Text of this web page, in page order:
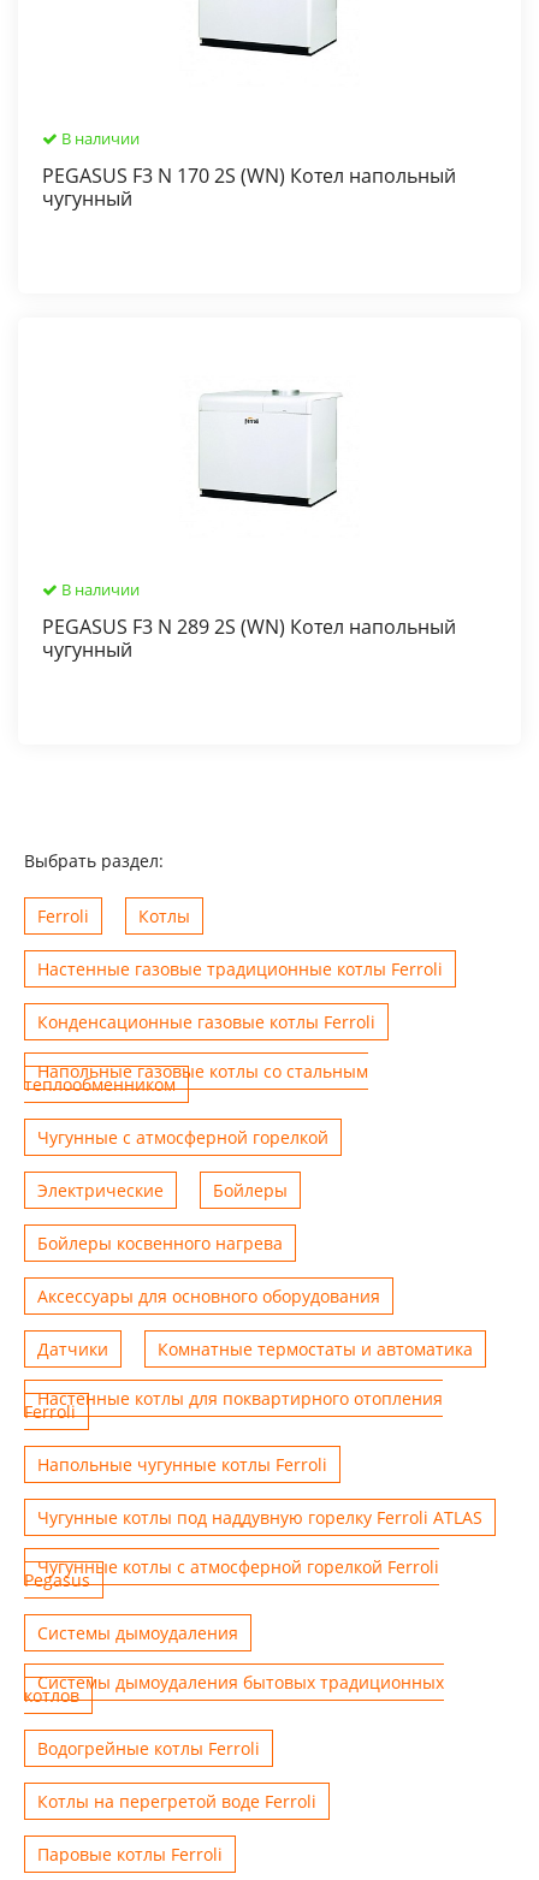
В наличии
PEGASUS F3 N 170 2S (WN) Котел напольный
чугунный
В наличии
PEGASUS F3 N 289 2S (WN) Котел напольный
чугунный
Выбрать раздел:
Ferroli Котлы
Настенные газовые традиционные котлы Ferroli
Конденсационные газовые котлы Ferroli
Напольные газовые котлы со стальным
теплообменником
Чугунные с атмосферной горелкой
Электрические Бойлеры
Бойлеры косвенного нагрева
Аксессуары для основного оборудования
Датчики Комнатные термостаты и автоматика
Настенные котлы для поквартирного отопления
Ferroli
Напольные чугунные котлы Ferroli
Чугунные котлы под наддувную горелку Ferroli ATLAS
Чугунные котлы с атмосферной горелкой Ferroli
Pegasus
Системы дымоудаления
Системы дымоудаления бытовых традиционных
котлов
Водогрейные котлы Ferroli
Котлы на перегретой воде Ferroli
Паровые котлы Ferroli